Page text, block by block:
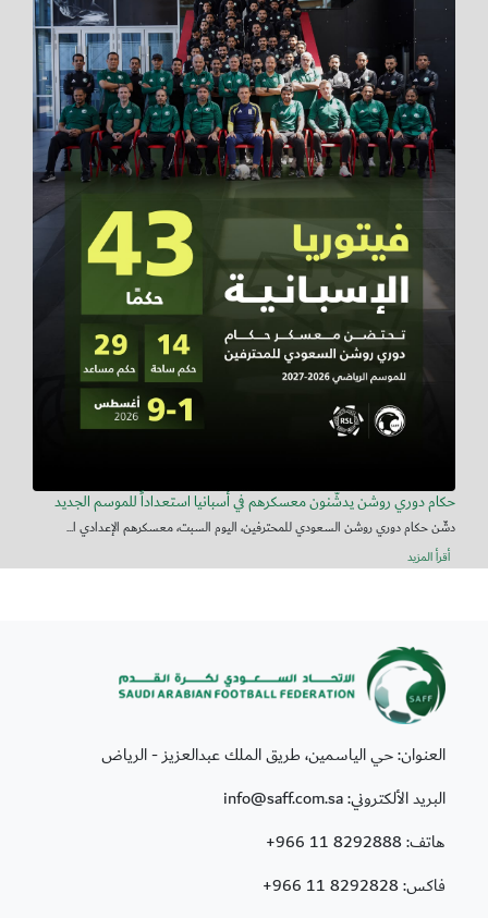
حكام دوري روشن يدشّنون معسكرهم في أسبانيا استعداداً للموسم الجديد
دشّن حكام دوري روشن السعودي للمحترفين، اليوم السبت، معسكرهم الإعدادي ا...
أقرأ المزيد
العنوان: حي الياسمين، طريق الملك عبدالعزيز - الرياض
البريد الألكتروني: info@saff.com.sa
هاتف:+966 11 8292888
فاكس:+966 11 8292828